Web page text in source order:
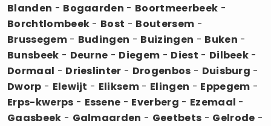
Blanden - Bogaarden - Boortmeerbeek -
Borchtlombeek - Bost - Boutersem -
Brussegem- Budingen - Buizingen - Buken -
Bunsbeek - Deurne - Diegem - Diest - Dilbeek -
Dormaal - Drieslinter - Drogenbos - Duisburg -
Dworp - Elewijt - Eliksem - Elingen - Eppegem -
Erps-kwerps - Essene - Everberg - Ezemaal -
Gaasbeek - Galmaarden - Geetbets - Gelrode -